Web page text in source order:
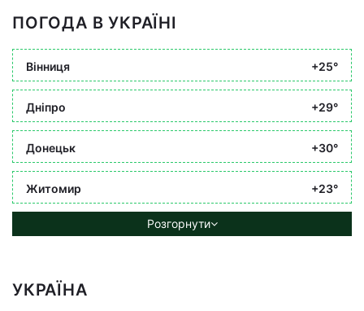
ПОГОДА В УКРАЇНІ
Вінниця +25°
Дніпро +29°
Донецьк +30°
Житомир +23°
Розгорнути
УКРАЇНА